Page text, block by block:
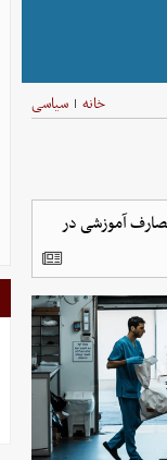
خانه | سیاسی
آموزشی در